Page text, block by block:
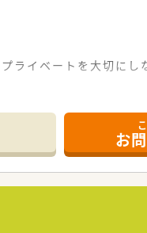
ライベートを大切にし
クセスの良い好立地に
を応需しており幅広
い知識と経験を培っ
あり新規開局や事業
よびリースなど医療
ステージの変化に合
お